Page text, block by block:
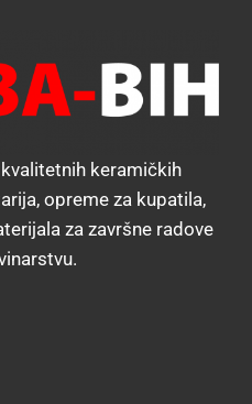
keramičkih
opreme za kupatila,
za završne radove